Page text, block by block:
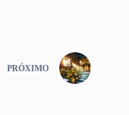
PRÓXIMO